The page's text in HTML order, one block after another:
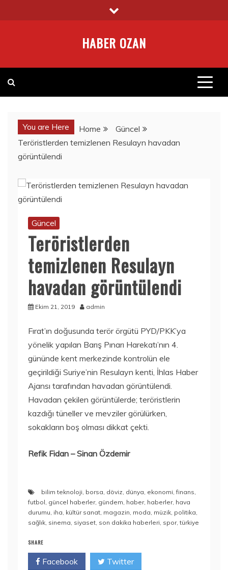
to
HABER OZAN
You are Here Home
Güncel
Teröristlerden temizlenen Resulayn havadan
görüntülendi
Güncel
Teröristlerden
temizlenen Resulayn
havadan görüntülendi
Ekim 21, 2019 admin
Fırat’ın doğusunda terör örgütü PYD/PKK’ya
yönelik yapılan Barış Pınarı Harekatı’nın 4.
gününde kent merkezinde kontrolün ele
geçirildiği Suriye’nin Resulayn kenti, İhlas Haber
Ajansı tarafından havadan görüntülendi.
Havadan çekilen görüntülerde; teröristlerin
kazdığı tüneller ve mevziler görülürken,
sokakların boş olması dikkat çekti.
Refik Fidan – Sinan Özdemir
bilim teknoloji, borsa, döviz, dünya, ekonomi,finans,
futbol, güncel haberler, gündem, haber, haberler, hava
durumu, iha, kültür sanat, magazin, moda, müzik, politika,
sağlık, sinema, siyaset, son dakika haberleri, spor,türkiye
SHARE
Facebook Twitter